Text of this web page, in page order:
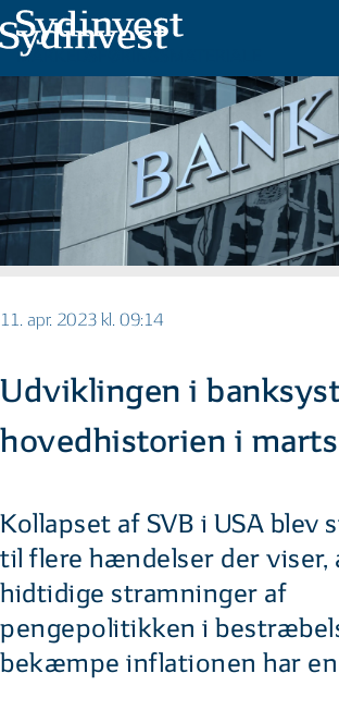
MARKEDSFØRINGSMATERIALE
11. apr. 2023 kl. 09:14
Udviklingen i
hovedhistorien i marts
Kollapset af SVB i USA blev
til flere hændelser der viser,
hidtidige stramninger af
pengepolitikken i
bekæmpe inflationen har